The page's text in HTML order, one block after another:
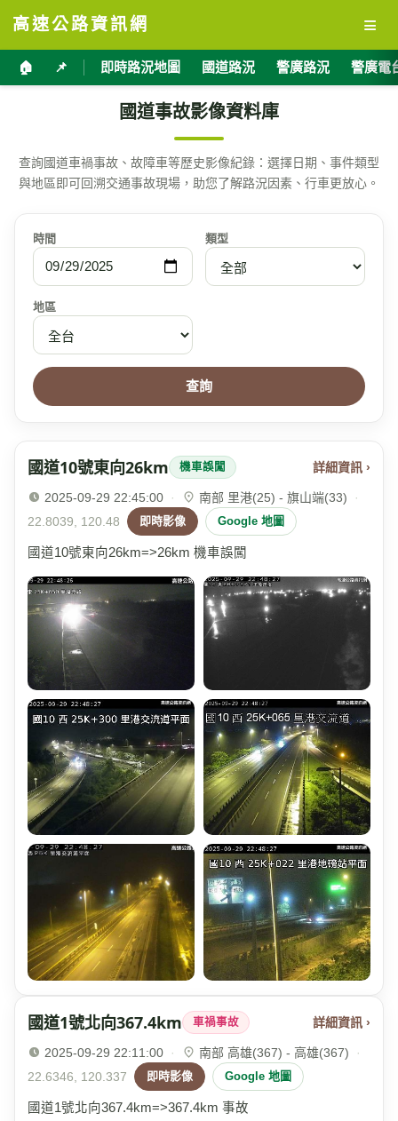
高速公路資訊網 ≡
🏠 📌 即時路況地圖 國道路況 警廣路況 警廣電
國道事故影像資料庫
查詢國道車禍事故、故障車等歷史影像紀錄：選擇日期、事件類型
與地區即可回溯交通事故現場，助您了解路況因素、行車更放心。
時間 類型
地區
查詢
國道10號東向26km 機車誤闖 詳細資訊 ›
2025-09-29 22:45:00 · 南部 里港(25) - 旗山端(33)
·
22.8039, 120.48
即時影像 Google 地圖
國道10號東向26km=>26km 機車誤闖
國道1號北向367.4km 車禍事故 詳細資訊 ›
2025-09-29 22:11:00 · 南部 高雄(367) - 高雄(367)
·
22.6346, 120.337
即時影像 Google 地圖
國道1號北向367.4km=>367.4km 事故